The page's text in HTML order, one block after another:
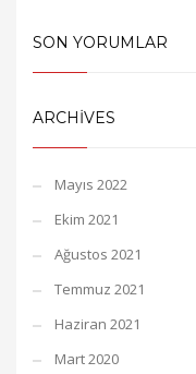
SON YORUMLAR
ARCHIVES
Mayıs 2022
Ekim 2021
Ağustos 2021
Temmuz 2021
Haziran 2021
Mart 2020